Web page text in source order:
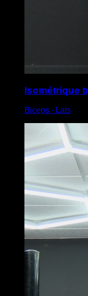
Isométrique
Biceps ∙ Lats